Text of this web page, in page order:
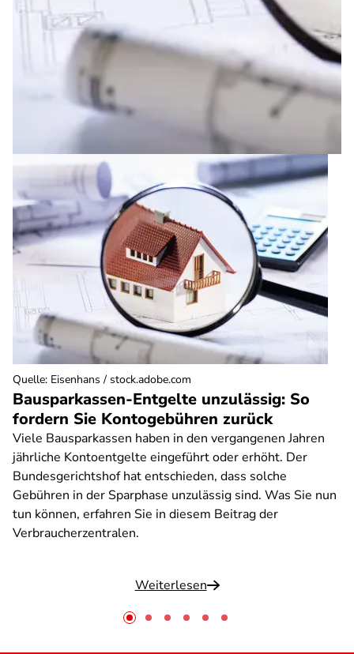
Bausparkassen-Entgelte unzulässig: So
fordern Sie Kontogebühren zurück
Viele Bausparkassen haben in den vergangenen Jahren
jährliche Kontoentgelte eingeführt oder erhöht. Der
Bundesgerichtshof hat entschieden, dass solche
Gebühren in der Sparphase unzulässig sind. Was Sie nun
tun können, erfahren Sie in diesem Beitrag der
Verbraucherzentralen.
Weiterlesen
Quelle: Eisenhans / stock.adobe.com